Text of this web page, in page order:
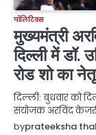
पॉलिटिक्स
मुख्यमंत्री
दिल्ली में डॉ.
रोड शो का
दिल्ली: बुधवार को
संयोजक अरविंद
byprateeksha